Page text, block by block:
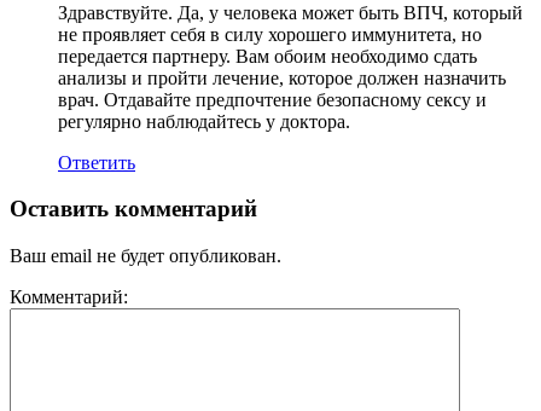
Здравствуйте. Да, у человека может быть ВПЧ, который
не проявляет себя в силу хорошего иммунитета, но
передается партнеру. Вам обоим необходимо сдать
анализы и пройти лечение, которое должен назначить
врач. Отдавайте предпочтение безопасному сексу и
регулярно наблюдайтесь у доктора.
Ответить
Оставить комментарий
Ваш email не будет опубликован.
Комментарий: